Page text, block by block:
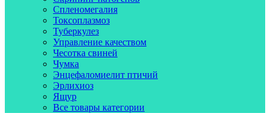
Спленомегалия
Токсоплазмоз
Туберкулез
Управление качеством
Чесотка свиней
Чумка
Энцефаломиелит птичий
Эрлихиоз
Ящур
Все товары категории